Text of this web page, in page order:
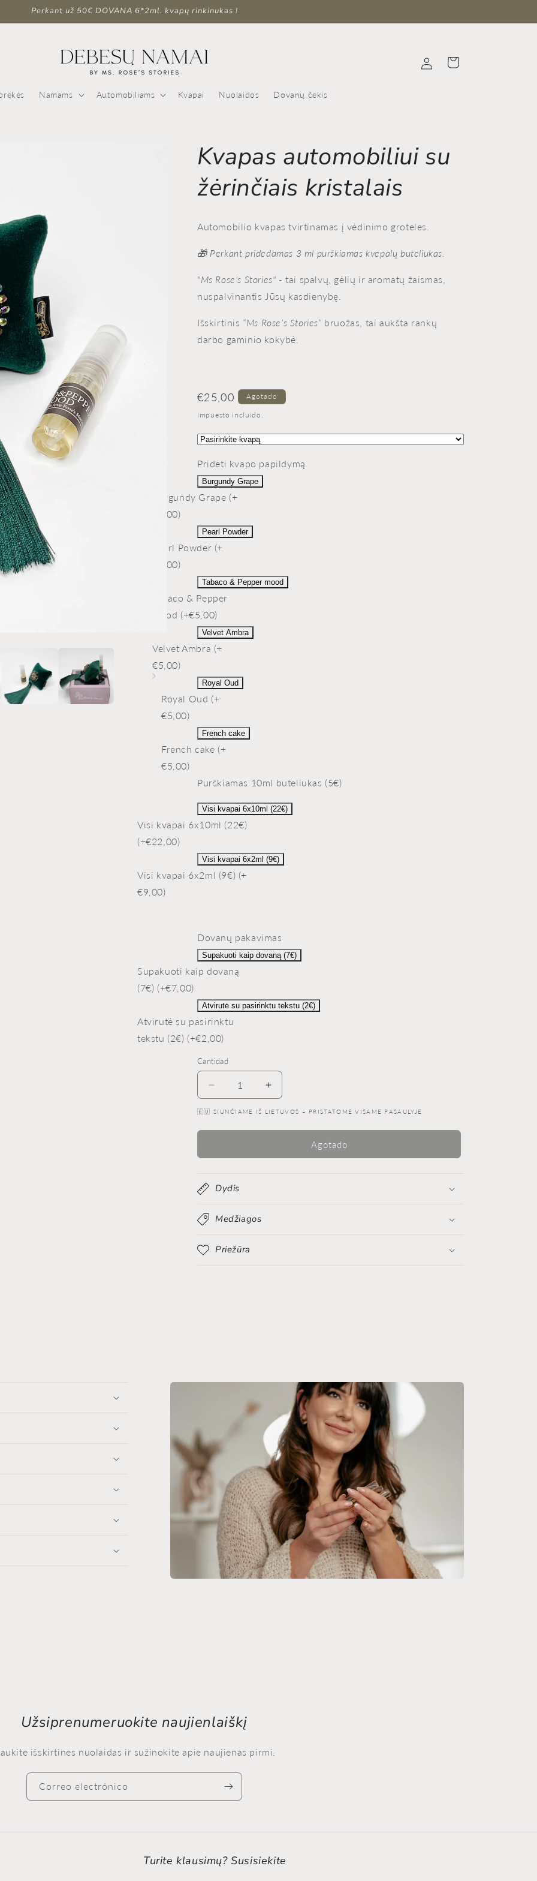
Perkant už 50€ DOVANA 6*2ml. kvapų rinkinukas !
Namams Automobiliams Kvapai Nuolaidos Dovanų čekis
sesión
Carrito
Kvapas automobiliui su
žėrinčiais kristalais
Automobilio kvapas tvirtinamas į vėdinimo groteles.
🎁 Perkant pridedamas 3 ml purškiamas kvepalų buteliukas.
"Ms Rose’s Stories" -tai spalvų, gėlių ir aromatų žaismas,
nuspalvinantis Jūsų kasdienybę.
Išskirtinis “Ms Rose’s Stories” bruožas, tai aukšta rankų
darbo gaminio kokybė.
Precio
habitual
€25,00 Agotado
Impuesto incluido.
Pridėti kvapo papildymą
Burgundy Grape
Burgundy Grape (+
€5,00)
Pearl Powder
Pearl Powder (+
€5,00)
Tabaco & Pepper mood
Tabaco & Pepper
mood (+€5,00)
Velvet Ambra
Velvet Ambra (+
€5,00)
Royal Oud
Royal Oud (+
€5,00)
French cake
French cake (+
€5,00)
Purškiamas 10ml buteliukas (5€)
Visi kvapai 6x10ml (22€)
Visi kvapai 6x10ml (22€)
(+€22,00)
Visi kvapai 6x2ml (9€)
Visi kvapai 6x2ml (9€) (+
€9,00)
Dovanų pakavimas
Supakuoti kaip dovaną (7€)
Supakuoti kaip dovaną
(7€) (+€7,00)
Atvirutė su pasirinktu tekstu (2€)
Atvirutė su pasirinktu
tekstu (2€) (+€2,00)
Cantidad
Reducir
cantidad
para
Kvapas
Aumentar
cantidad
para
Kvapas
automobiliui
🇪🇺 SIUNČIAME IŠ LIETUVOS – PRISTATOME VISAME PASAULYJE
Agotado
Dydis
Medžiagos
Priežūra
Užsiprenumeruokite naujienlaiškį
išskirtines nuolaidas ir sužinokite apie naujienas pirmi.
Correo electrónico
Turite klausimų? Susisiekite